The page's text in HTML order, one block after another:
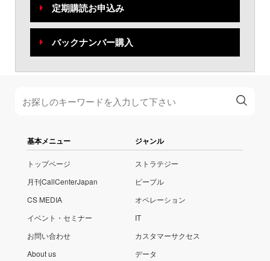
定期購読お申込み
バックナンバー購入
基本メニュー
トップページ
月刊CallCenterJapan
CS MEDIA
イベント・セミナー
お問い合わせ
About us
ジャンル
ストラテジー
ピープル
オペレーション
IT
カスタマーサクセス
データ